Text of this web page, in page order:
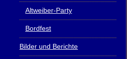
Altweiber-Party
Bordfest
Bilder und Berichte